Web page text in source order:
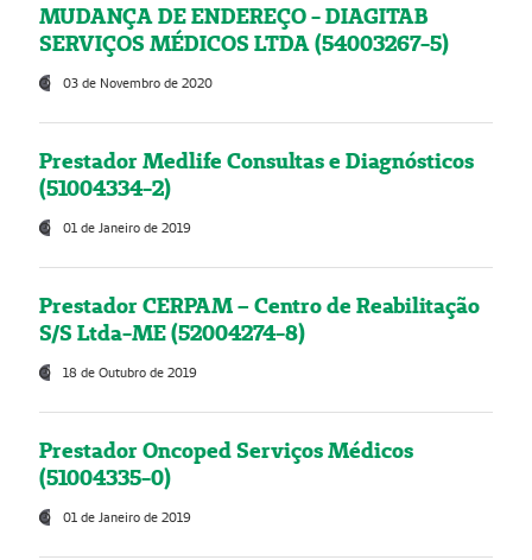
MUDANÇA DE ENDEREÇO - DIAGITAB
SERVIÇOS MÉDICOS LTDA (54003267-5)
03 de Novembro de 2020
Prestador Medlife Consultas e Diagnósticos
(51004334-2)
01 de Janeiro de 2019
Prestador CERPAM – Centro de Reabilitação
S/S Ltda-ME (52004274-8)
18 de Outubro de 2019
Prestador Oncoped Serviços Médicos
(51004335-0)
01 de Janeiro de 2019